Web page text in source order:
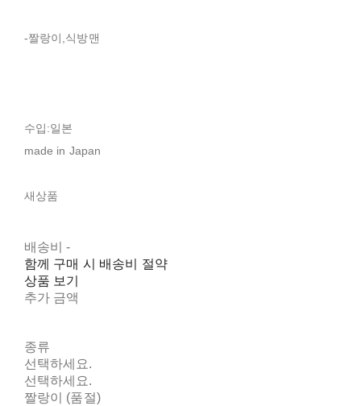
-짤랑이,식방맨
수입:일본
made in Japan
새상품
배송비-
함께 구매 시 배송비 절약
상품 보기
추가 금액
종류
선택하세요.
선택하세요.
짤랑이 (품절)